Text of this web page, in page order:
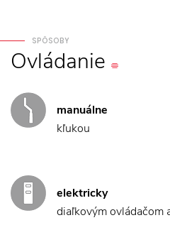
SPÔSOBY
Ovládanie
manuálne
kľukou
elektricky
diaľkovým ovládačom